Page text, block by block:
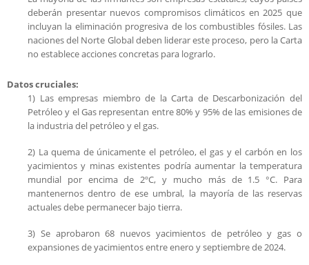
deberán presentar nuevos compromisos climáticos en 2025 que
incluyan la eliminación progresiva de los combustibles fósiles. Las
naciones del Norte Global deben liderar este proceso, pero la Carta
no establece acciones concretas para lograrlo.
Datos cruciales:
1) Las empresas miembro de la Carta de Descarbonización del
Petróleo y el Gas representan entre 80% y 95% de las emisiones de
la industria del petróleo y el gas.
2) La quema de únicamente el petróleo, el gas y el carbón en los
yacimientos y minas existentes podría aumentar la temperatura
mundial por encima de 2ºC, y mucho más de 1.5 °C. Para
mantenernos dentro de ese umbral, la mayoría de las reservas
actuales debe permanecer bajo tierra.
3) Se aprobaron 68 nuevos yacimientos de petróleo y gas o
expansiones de yacimientos entre enero y septiembre de 2024.